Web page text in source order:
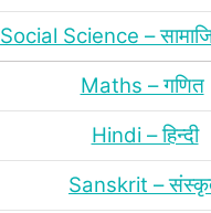
Social Science –
Maths – गणित
Hindi – हिन्‍दी
Sanskrit –